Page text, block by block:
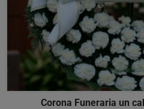
Corona Funeraria un